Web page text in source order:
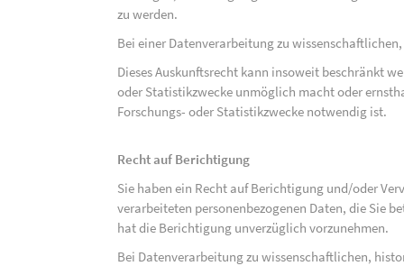
zu werden.
Bei einer Datenverarbeitung zu
Dieses Auskunftsrecht kann insoweit beschränkt
oder Statistikzwecke unmöglich macht oder
Forschungs- oder Statistikzwecke notwendig ist.
Recht auf Berichtigung
Sie haben ein Recht auf Berichtigung und/oder
verarbeiteten personenbezogenen Daten, die Sie
hat die Berichtigung unverzüglich vorzunehmen.
Bei Datenverarbeitung zu wissenschaftlichen,